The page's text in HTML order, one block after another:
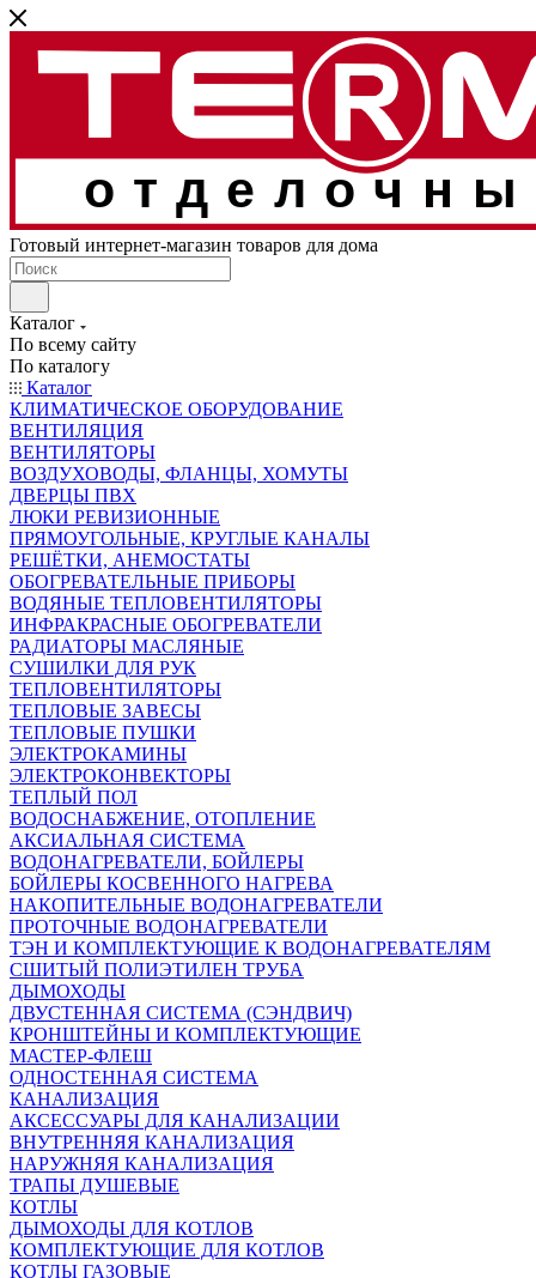
Готовый интернет-магазин товаров для дома
Каталог
По всему сайту
По каталогу
Каталог
КЛИМАТИЧЕСКОЕ ОБОРУДОВАНИЕ
ВЕНТИЛЯЦИЯ
ВЕНТИЛЯТОРЫ
ВОЗДУХОВОДЫ, ФЛАНЦЫ, ХОМУТЫ
ДВЕРЦЫ ПВХ
ЛЮКИ РЕВИЗИОННЫЕ
ПРЯМОУГОЛЬНЫЕ, КРУГЛЫЕ КАНАЛЫ
РЕШЁТКИ, АНЕМОСТАТЫ
ОБОГРЕВАТЕЛЬНЫЕ ПРИБОРЫ
ВОДЯНЫЕ ТЕПЛОВЕНТИЛЯТОРЫ
ИНФРАКРАСНЫЕ ОБОГРЕВАТЕЛИ
РАДИАТОРЫ МАСЛЯНЫЕ
СУШИЛКИ ДЛЯ РУК
ТЕПЛОВЕНТИЛЯТОРЫ
ТЕПЛОВЫЕ ЗАВЕСЫ
ТЕПЛОВЫЕ ПУШКИ
ЭЛЕКТРОКАМИНЫ
ЭЛЕКТРОКОНВЕКТОРЫ
ТЕПЛЫЙ ПОЛ
ВОДОСНАБЖЕНИЕ, ОТОПЛЕНИЕ
АКСИАЛЬНАЯ СИСТЕМА
ВОДОНАГРЕВАТЕЛИ, БОЙЛЕРЫ
БОЙЛЕРЫ КОСВЕННОГО НАГРЕВА
НАКОПИТЕЛЬНЫЕ ВОДОНАГРЕВАТЕЛИ
ПРОТОЧНЫЕ ВОДОНАГРЕВАТЕЛИ
ТЭН И КОМПЛЕКТУЮЩИЕ К ВОДОНАГРЕВАТЕЛЯМ
СШИТЫЙ ПОЛИЭТИЛЕН ТРУБА
ДЫМОХОДЫ
ДВУСТЕННАЯ СИСТЕМА (СЭНДВИЧ)
КРОНШТЕЙНЫ И КОМПЛЕКТУЮЩИЕ
МАСТЕР-ФЛЕШ
ОДНОСТЕННАЯ СИСТЕМА
КАНАЛИЗАЦИЯ
АКСЕССУАРЫ ДЛЯ КАНАЛИЗАЦИИ
ВНУТРЕННЯЯ КАНАЛИЗАЦИЯ
НАРУЖНЯЯ КАНАЛИЗАЦИЯ
ТРАПЫ ДУШЕВЫЕ
КОТЛЫ
ДЫМОХОДЫ ДЛЯ КОТЛОВ
КОМПЛЕКТУЮЩИЕ ДЛЯ КОТЛОВ
КОТЛЫ ГАЗОВЫЕ